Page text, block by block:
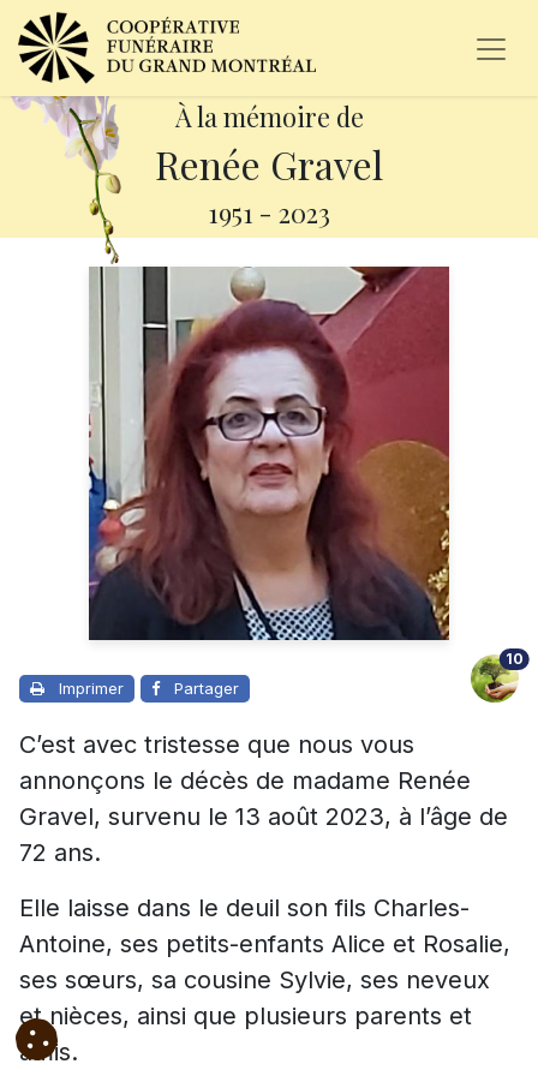
À la mémoire de
Renée Gravel
1951 - 2023
Imprimer Partager
10
C’est avec tristesse que nous vous
annonçons le décès de madame Renée
Gravel, survenu le 13 août 2023, à l’âge de
72 ans.
Elle laisse dans le deuil son fils Charles-
Antoine, ses petits-enfants Alice et Rosalie,
ses sœurs, sa cousine Sylvie, ses neveux
et nièces, ainsi que plusieurs parents et
amis.